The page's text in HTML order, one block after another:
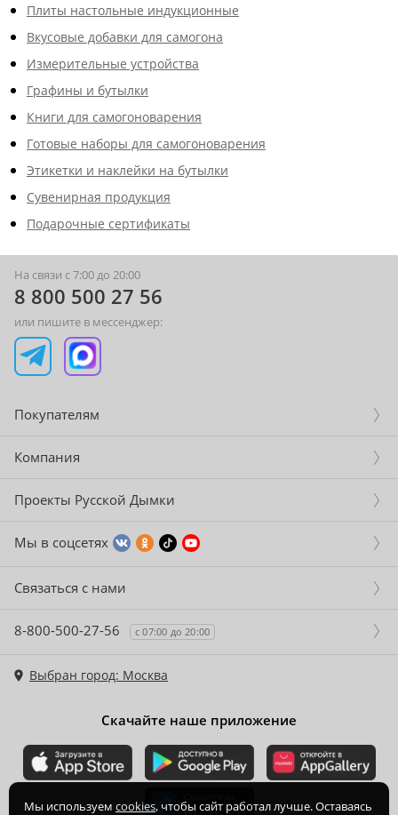
Плиты настольные индукционные
Вкусовые добавки для самогона
Измерительные устройства
Графины и бутылки
Книги для самогоноварения
Готовые наборы для самогоноварения
Этикетки и наклейки на бутылки
Сувенирная продукция
Подарочные сертификаты
Мы используем cookies, чтобы сайт работал лучше. Оставаясь
На связи с 7:00 до 20:00
8 800 500 27 56
или пишите в мессенджер:
Покупателям
Компания
Проекты Русской Дымки
Мы в соцсетях
Связаться с нами
8-800-500-27-56 с 07:00 до 20:00
Выбран город: Москва
Скачайте наше приложение